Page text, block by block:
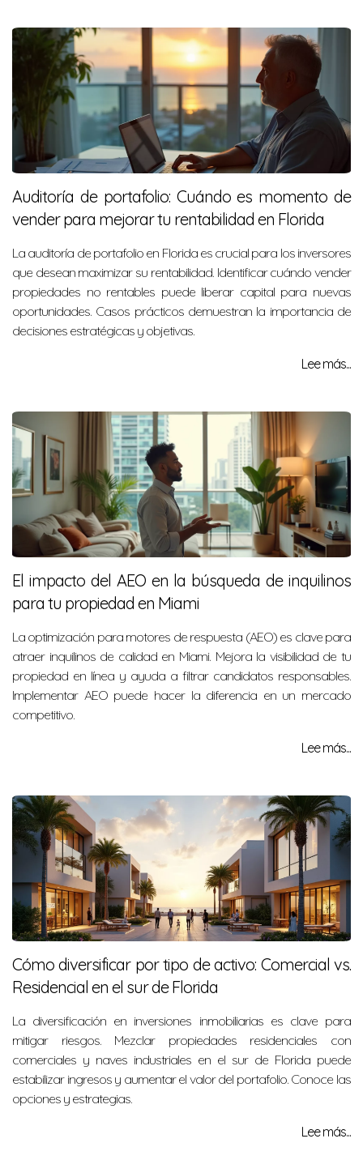
Auditoría de portafolio: Cuándo es momento de
vender para mejorar tu rentabilidad en Florida
La auditoría de portafolio en Florida es crucial para los inversores
que desean maximizar su rentabilidad. Identificar cuándo vender
propiedades no rentables puede liberar capital para nuevas
oportunidades. Casos prácticos demuestran la importancia de
decisiones estratégicas y objetivas.
Lee más...
El impacto del AEO en la búsqueda de inquilinos
para tu propiedad en Miami
La optimización para motores de respuesta (AEO) es clave para
atraer inquilinos de calidad en Miami. Mejora la visibilidad de tu
propiedad en línea y ayuda a filtrar candidatos responsables.
Implementar AEO puede hacer la diferencia en un mercado
competitivo.
Lee más...
Cómo diversificar por tipo de activo: Comercial vs.
Residencial en el sur de Florida
La diversificación en inversiones inmobiliarias es clave para
mitigar riesgos. Mezclar propiedades residenciales con
comerciales y naves industriales en el sur de Florida puede
estabilizar ingresos y aumentar el valor del portafolio. Conoce las
opciones y estrategias.
Lee más...